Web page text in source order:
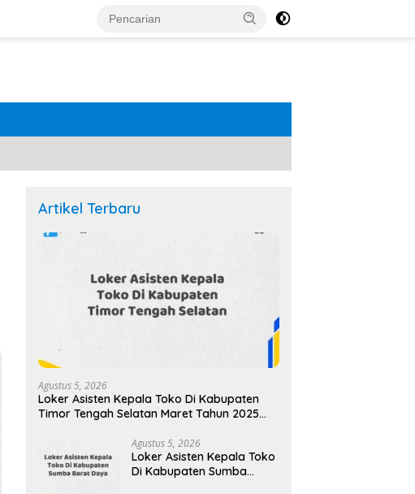
Artikel Terbaru
Agustus 5, 2026
Loker Asisten Kepala Toko Di Kabupaten
Timor Tengah Selatan Maret Tahun 2025
Agustus 5, 2026
Loker Asisten Kepala Toko
Di Kabupaten Sumba